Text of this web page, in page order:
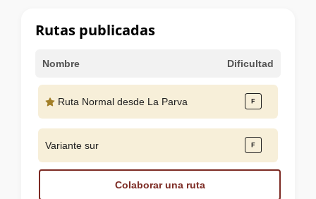
cumbre
Rutas publicadas
Nombre Dificultad
Ruta Normal desde La Parva
Variante sur
Colaborar una ruta